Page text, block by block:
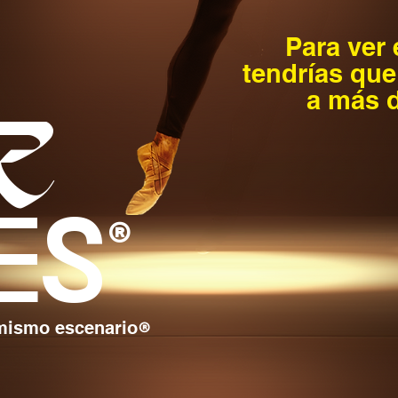
®
Para ver
tendrías
a más
escenario®